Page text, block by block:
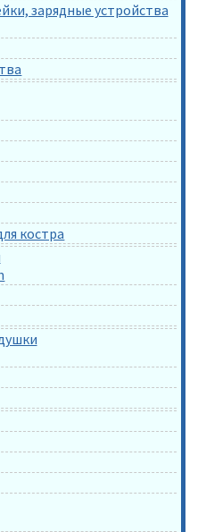
зарядные устройства
костра